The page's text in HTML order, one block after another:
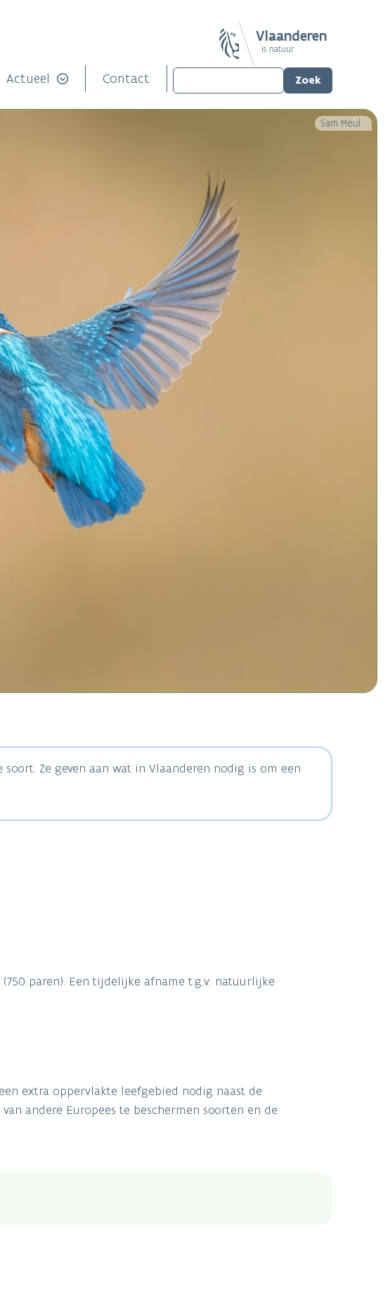
Vlaanderen
is natuur
Actueel Contact
Sam Meul
Ze geven aan wat in Vlaanderen nodig is om een
paren). Een tijdelijke afname t.g.v. natuurlijke
extra oppervlakte leefgebied nodig naast de
andere Europees te beschermen soorten en de